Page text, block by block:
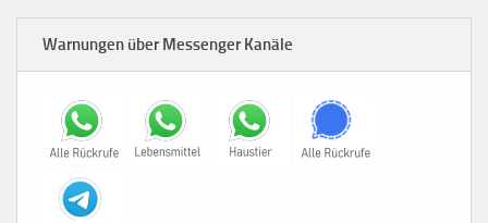
Warnungen über Messenger Kanäle